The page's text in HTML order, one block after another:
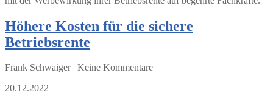
Höhere Kosten für die sichere
Betriebsrente
Frank Schwaiger | Keine Kommentare
20.12.2022